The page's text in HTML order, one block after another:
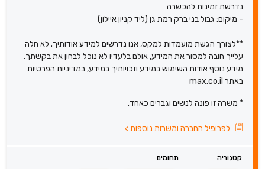
נדרשת זמינות להכשרה
- מיקום: גבול בני ברק רמת גן (ליד קניון איילון)
**לצורך הגשת מועמדות למקס, אנו נדרשים למידע אודותיך. לא חלה
עלייך חובה למסור את המידע, אולם בלעדיו לא נוכל לבחון את בקשתך.
מידע נוסף אודות השימוש במידע וזכויותיך במידע, במדיניות הפרטיות
באתר max.co.il
* משרה זו פונה לנשים וגברים כאחד.
לפרופיל החברה ומשרות נוספות>
קטגוריה
תחומים